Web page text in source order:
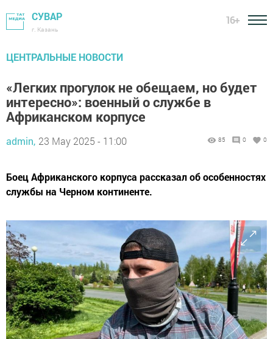
СУВАР
г. Казань
16+
ЦЕНТРАЛЬНЫЕ НОВОСТИ
«Легких прогулок не обещаем, но будет
интересно»: военный о службе в
Африканском корпусе
admin, 23 May 2025 - 11:00 85 0 0
Боец Африканского корпуса рассказал об особенностях
службы на Черном континенте.